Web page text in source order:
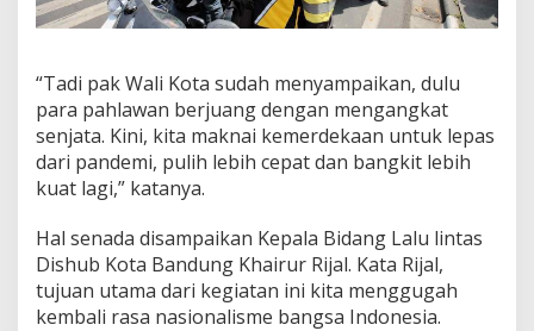
“Tadi pak Wali Kota sudah menyampaikan, dulu
para pahlawan berjuang dengan mengangkat
senjata. Kini, kita maknai kemerdekaan untuk lepas
dari pandemi, pulih lebih cepat dan bangkit lebih
kuat lagi,” katanya.
Hal senada disampaikan Kepala Bidang Lalu lintas
Dishub Kota Bandung Khairur Rijal. Kata Rijal,
tujuan utama dari kegiatan ini kita menggugah
kembali rasa nasionalisme bangsa Indonesia.